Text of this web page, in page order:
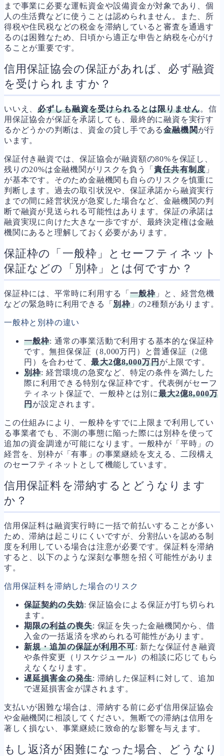
まで事業に必要な運転資金や設備資金が対象であり、個
人の生活費などに使うことは認められません。また、所
得税や住民税などの税金を滞納していると審査を通過す
るのは困難なため、日頃から適正な申告と納税を心がけ
ることが重要です。
信用保証協会の保証があれば、必ず融資
を受けられますか？
いいえ、必ずしも融資を受けられるとは限りません。信
用保証協会が保証を承諾しても、最終的に融資を実行す
るかどうかの判断は、資金の貸し手である金融機関が行
います。
保証付き融資では、保証協会が融資額の80%を保証し、
残りの20%は金融機関がリスクを負う「責任共有制度」
が基本です。そのため金融機関も自らのリスクを慎重に
判断します。過去の取引状況や、保証承諾から融資実行
までの間に経営状況が急変した場合など、金融機関の判
断で融資が見送られる可能性はあります。保証の承諾は
融資実現に向けた大きな一歩ですが、最終決定権は金融
機関にあると理解しておく必要があります。
保証枠の「一般枠」とセーフティネット
保証などの「別枠」とは何ですか？
保証枠には、平常時に利用する「 一般枠 」と、経営危機
などの緊急時に利用できる「別枠」の2種類があります。
一般枠と別枠の違い
一般枠: 通常の事業活動で利用する基本的な保証枠
です。無担保保証（8,000万円）と普通保証（2億
円）を合わせて、最大2億8,000万円が上限です。
別枠: 経営環境の急変など、特定の条件を満たした
際に利用できる特別な保証枠です。代表例がセーフ
ティネット保証で、一般枠とは別に最大2億8,000万
円が設定されます。
この仕組みにより、一般枠をすでに上限まで利用してい
る事業者でも、不測の事態に陥った際には別枠を使って
追加の資金調達が可能になります。一般枠が「平時」の
経営を、別枠が「有事」の事業継続を支える、二段構え
のセーフティネットとして機能しています。
信用保証料を滞納するとどうなります
か？
信用保証料は融資実行時に一括で前払いすることが多い
ため、滞納は起こりにくいですが、分割払いを認める制
度を利用している場合は注意が必要です。保証料を滞納
すると、以下のような深刻な事態を招く可能性がありま
す。
信用保証料を滞納した場合のリスク
保証契約の失効: 保証協会による保証が打ち切られ
ます。
期限の利益の喪失: 保証を失った金融機関から、借
入金の一括返済を求められる可能性があります。
新規・追加の保証が利用不可: 新たな保証付き融資
や条件変更（リスケジュール）の相談に応じてもら
えなくなります。
遅延損害金の発生: 滞納した保証料に対して、追加
で遅延損害金が課されます。
支払いが困難な場合は、滞納する前に必ず信用保証協会
や金融機関に相談してください。無断での滞納は信用を
著しく損ない、事業継続に致命的な影響を与えます。
もし返済が困難になった場合、どうなり